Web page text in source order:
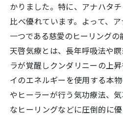
かりました。特に、アナハタ
比べ優れています。よって、
一つである慈愛のヒーリングの
天啓気療とは、長年呼吸法や
ラが覚醒しクンダリニーの上
イのエネルギーを使用する本
やヒーラーが行う気功療法、
なヒーリングなどに圧倒的に